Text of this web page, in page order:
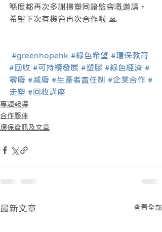
喺度都再次多謝掃塑同證監會嘅邀請，
希望下次有機會再次合作啦 🙏
#greenhopehk #綠色希望 #環保教育
#回收 #可持續發展 #塑膠 #綠色經濟 #
零廢 #減廢 #生產者責任制 #企業合作 #
走塑 #回收講座
專題報導
合作夥伴
環保資訊及文章
最新文章 查看全部